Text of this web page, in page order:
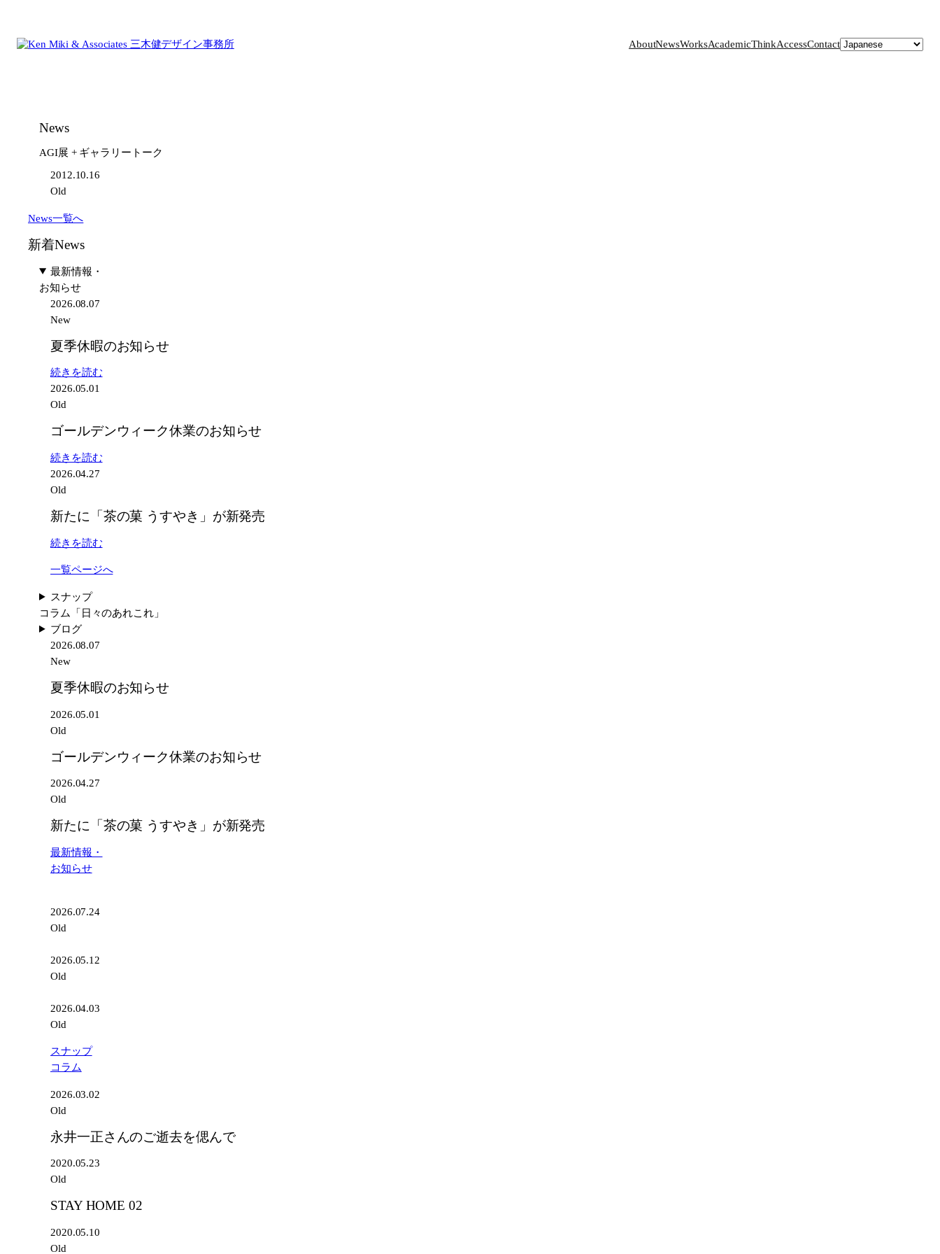
AboutNewsWorksAcademicThinkAccessContact
News
AGI展 + ギャラリートーク
2012.10.16
Old
News一覧へ
新着News
最新情報・
お知らせ
2026.08.07
New
夏季休暇のお知らせ
続きを読む:
暇
せ
2026.05.01
Old
ゴールデンウィーク休業のお知らせ
続きを読む:
デ
ィ
休
知
2026.04.27
Old
新たに「茶の菓 うすやき」が新発売
続きを読む:
た
「茶
や
発
一覧ページへ
スナップ
コラム
「日々のあれこれ」
ブログ
2026.08.07
New
夏季休暇のお知らせ
2026.05.01
Old
ゴールデンウィーク休業のお知らせ
2026.04.27
Old
新たに「茶の菓 うすやき」が新発売
最新情報・
お知らせ
2026.07.24
Old
2026.05.12
Old
2026.04.03
Old
スナップ
コラム
2026.03.02
Old
永井一正さんのご逝去を偲んで
2020.05.23
Old
STAY HOME 02
2020.05.10
Old